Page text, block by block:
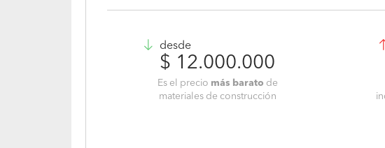
desde
$ 12.000.000
Es el precio más barato de
materiales de construcción